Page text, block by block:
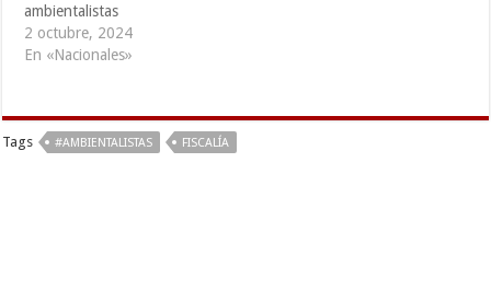
ambientalistas
2 octubre, 2024
En «Nacionales»
Tags #AMBIENTALISTAS FISCALÍA